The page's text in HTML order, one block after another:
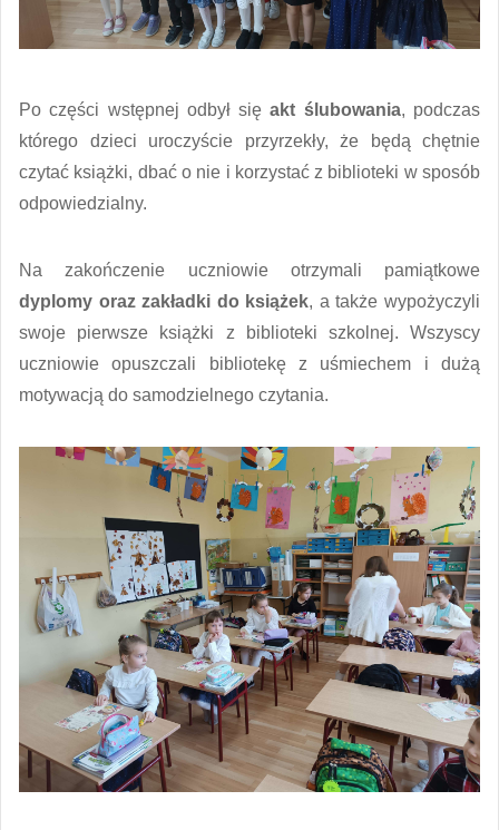
Po części wstępnej odbył sięakt ślubowania, podczas
którego dzieci uroczyście przyrzekły, że będą chętnie
czytać książki, dbać o nie i korzystać z biblioteki w sposób
odpowiedzialny.
Na zakończenie uczniowie otrzymali pamiątkowe
dyplomy oraz zakładki do książek, a także wypożyczyli
swoje pierwsze książki z biblioteki szkolnej. Wszyscy
uczniowie opuszczali bibliotekę z uśmiechem i dużą
motywacją do samodzielnego czytania.